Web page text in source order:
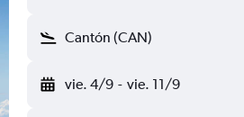
Cantón (CAN)
vie. 4/9 - vie. 11/9